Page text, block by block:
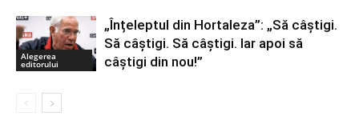
Alegerea
editorului
„Înțeleptul din Hortaleza”: „Să câștigi.
Să câștigi. Să câștigi. Iar apoi să
câștigi din nou!”